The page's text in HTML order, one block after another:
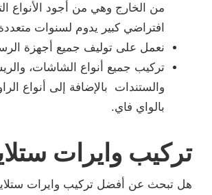
من الخارج وهي من أجود الأنواع
افتراضي كبير يدوم لسنوات
نعمل على توليف جميع أجهزة
تركيب جميع أنواع الشاشات،
والستندات بالإضافة إلى أنواع
بالواي فاي.
تركيب وايرات
هل تبحث عن أفضل تركيب وايرات